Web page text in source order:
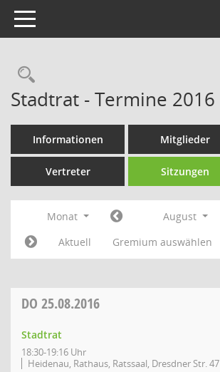
Toggle navigation
Rechercheauswahl
Stadtrat - Termine 2016
Informationen Mitglieder
Vertreter Sitzungen
Monat August
Aktuell
Gremium auswählen
DO 25.08.2016
Stadtrat
18:30-19:16 Uhr
Heidenau, Rathaus, Ratssaal, Dresdner Str. 47